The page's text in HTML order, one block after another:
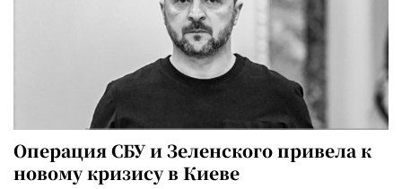
Операция СБУ и Зеленского привела к
новому кризису в Киеве